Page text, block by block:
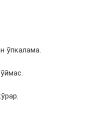
ўпкалама.